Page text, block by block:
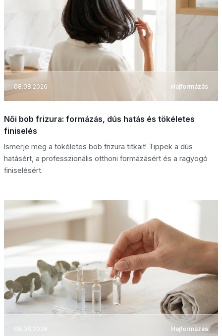
08.08.2026 Hajformázás
Női bob frizura: formázás, dús hatás és tökéletes
finiselés
Ismerje meg a tökéletes bob frizura titkait! Tippek a dús
hatásért, a professzionális otthoni formázásért és a ragyogó
finiselésért.
08.08.2026 Hajformázás